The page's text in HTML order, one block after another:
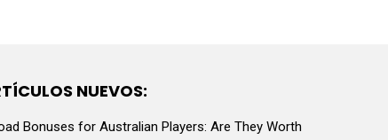
NUEVOS:
Bonuses for Australian Players: Are They Worth